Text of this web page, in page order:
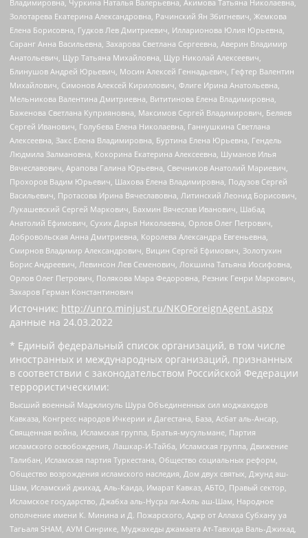
Владимировна, Чуркина Наталья Валерьевна, Акимова Татьяна Николаевна,
Золотарева Екатерина Александровна, Рачинский Ян Збигневич, Жемкова
Елена Борисовна, Гудков Лев Дмитриевич, Илларионова Юлия Юрьевна,
Саранг Анна Васильевна, Захарова Светлана Сергеевна, Аверин Владимир
Анатольевич, Щур Татьяна Михайловна, Щур Николай Алексеевич,
Блинушов Андрей Юрьевич, Мосин Алексей Геннадьевич, Гефтер Валентин
Михайлович, Симонов Алексей Кириллович, Флиге Ирина Анатольевна,
Мельникова Валентина Дмитриевна, Вититинова Елена Владимировна,
Баженова Светлана Куприяновна, Максимов Сергей Владимирович, Беляев
Сергей Иванович, Голубева Елена Николаевна, Ганнушкина Светлана
Алексеевна, Закс Елена Владимировна, Буртина Елена Юрьевна, Гендель
Людмила Залмановна, Кокорина Екатерина Алексеевна, Шуманов Илья
Вячеславович, Арапова Галина Юрьевна, Свечников Анатолий Мариевич,
Прохоров Вадим Юрьевич, Шахова Елена Владимировна, Подузов Сергей
Васильевич, Протасова Ирина Вячеславовна, Литинский Леонид Борисович,
Лукашевский Сергей Маркович, Бахмин Вячеслав Иванович, Шабад
Анатолий Ефимович, Сухих Дарья Николаевна, Орлов Олег Петрович,
Добровольская Анна Дмитриевна, Королева Александра Евгеньевна,
Смирнов Владимир Александрович, Вицин Сергей Ефимович, Золотухин
Борис Андреевич, Левинсон Лев Семенович, Локшина Татьяна Иосифовна,
Орлов Олег Петрович, Полякова Мара Федоровна, Резник Генри Маркович,
Захаров Герман Константинович
Источник: http://unro.minjust.ru/NKOForeignAgent.aspx
данные на 24.03.2022
* Единый федеральный список организаций, в том числе
иностранных и международных организаций, признанных
в соответствии с законодательством Российской Федерации
террористическими:
Высший военный Маджлисуль Шура Объединенных сил моджахедов
Кавказа, Конгресс народов Ичкерии и Дагестана, База, Асбат аль-Ансар,
Священная война, Исламская группа, Братья-мусульмане, Партия
исламского освобождения, Лашкар-И-Тайба, Исламская группа, Движение
Талибан, Исламская партия Туркестана, Общество социальных реформ,
Общество возрождения исламского наследия, Дом двух святых, Джунд аш-
Шам, Исламский джихад, Аль-Каида, Имарат Кавказ, АБТО, Правый сектор,
Исламское государство, Джабха аль-Нусра ли-Ахль аш-Шам, Народное
ополчение имени К. Минина и Д. Пожарского, Аджр от Аллаха Субхану уа
Тагьаля SHAM, АУМ Синрике, Муджахеды джамаата Ат-Тавхида Валь-Джихад,